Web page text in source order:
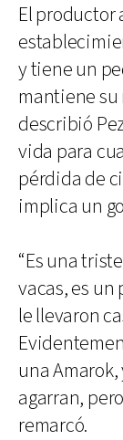
El productor
y tiene un
mantiene
describió
vida para
pérdida de
implica un
“Es una
vacas, es
le llevaron
una
agarran,
remarcó.